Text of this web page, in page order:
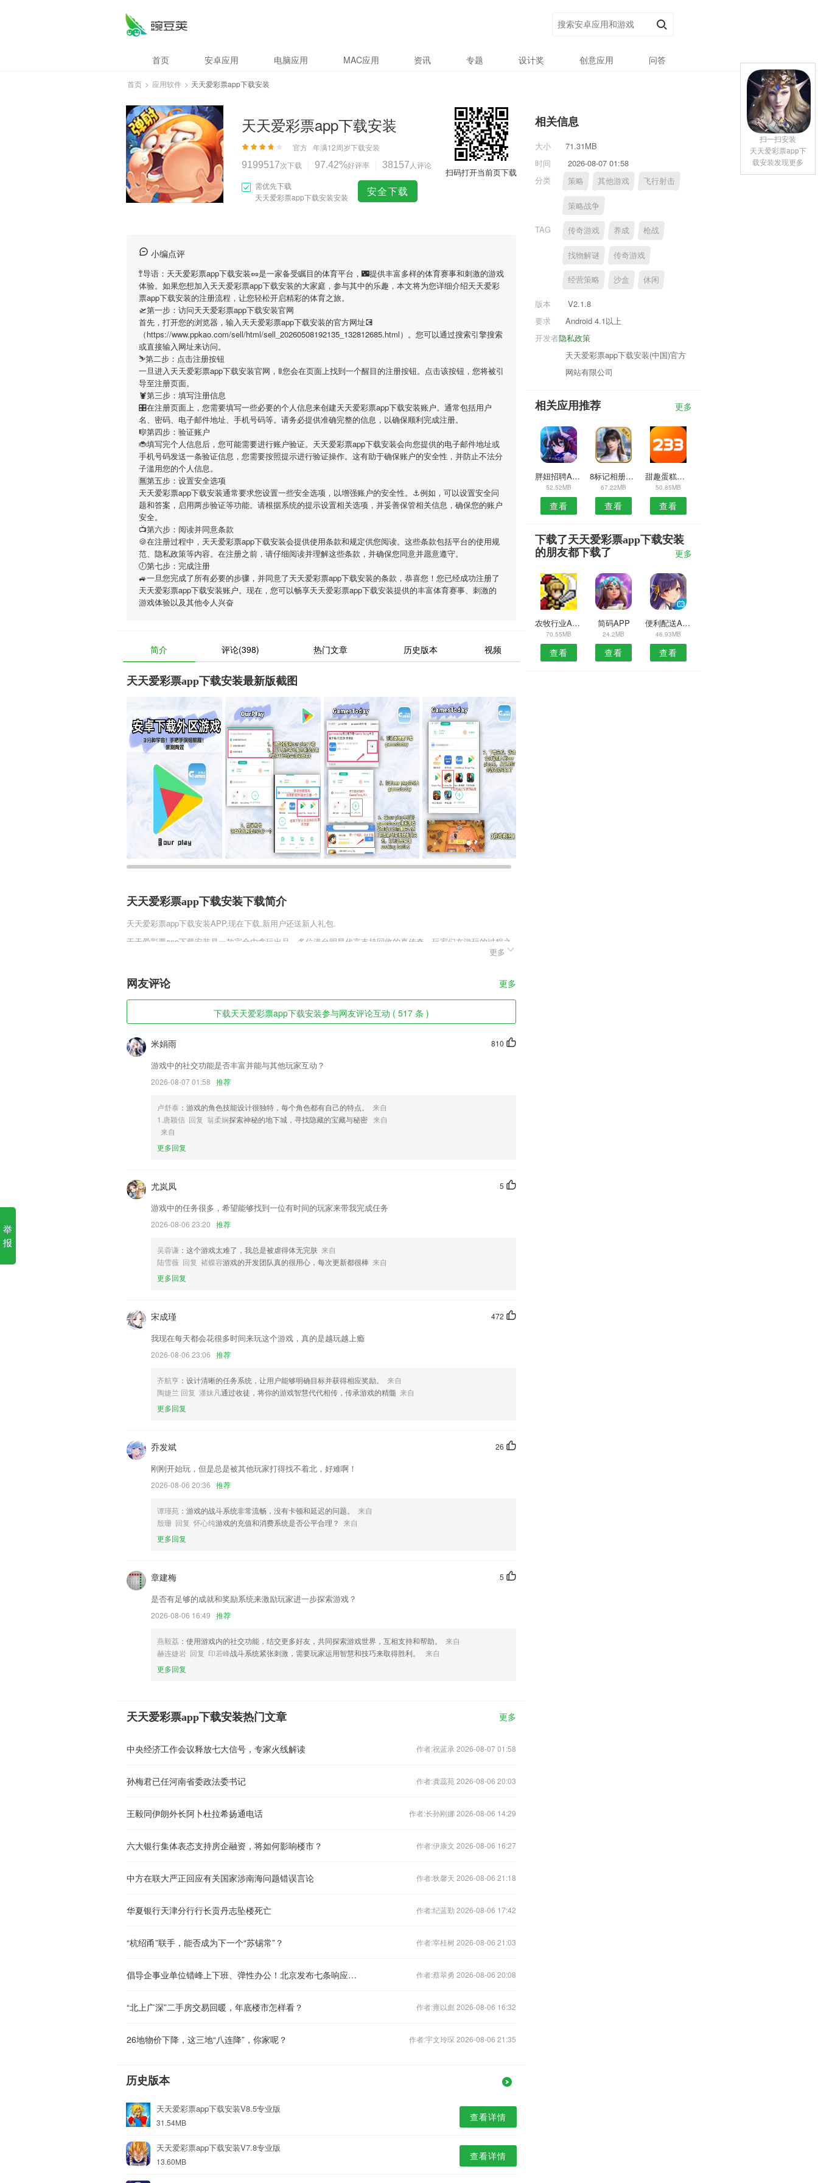
首页 安卓应用 电脑应用 MAC应用 资讯 专题 设计奖 创意应用 问答
首页 > 应用软件 > 天天爱彩票app下载安装
天天爱彩票app下载安装
官方 年满12周岁下载安装
9199517次下载 97.42%好评率 38157 人评论
需优先下载
天天爱彩票app下载安装安装
安全下载
扫码打开当前页下载
小编点评
🚏导语： 天天爱彩票app下载安装🥜是一家备受瞩目的体育平台，🌃提供丰富多样的体育赛事和刺激的游戏
体验。如果您想加入 天天爱彩票app下载安装的大家庭，参与其中的乐趣，本文将为您详细介绍天天爱彩
票app下载安装的注册流程，让您轻松开启精彩的体育之旅。
🛫第一步：访问天天爱彩票app下载安装官网
首先，打开您的浏览器，输入 天天爱彩票app下载安装的官方网址💽
（https://www.ppkao.com/sell/html/sell_20260508192135_132812685.html）。您可以通过搜索引擎搜索
或直接输入网址来访问。
⛷第二步：点击注册按钮
一旦进入 天天爱彩票app下载安装官网，🚦您会在页面上找到一个醒目的注册按钮。点击该按钮，您将被引
导至注册页面。
🦞第三步：填写注册信息
🎛在注册页面上，您需要填写一些必要的个人信息来创建天天爱彩票app下载安装账户。通常包括用户
名、密码、电子邮件地址、手机号码等。请务必提供准确完整的信息，以确保顺利完成注册。
🎼第四步：验证账户
🐞填写完个人信息后，您可能需要进行账户验证。 天天爱彩票app下载安装会向您提供的电子邮件地址或
手机号码发送一条验证信息，您需要按照提示进行验证操作。这有助于确保账户的安全性，并防止不法分
子滥用您的个人信息。
🈚第五步：设置安全选项
天天爱彩票app下载安装通常要求您设置一些安全选项，以增强账户的安全性。⚓️例如，可以设置安全问
题和答案，启用两步验证等功能。请根据系统的提示设置相关选项，并妥善保管相关信息，确保您的账户
安全。
📺第六步：阅读并同意条款
🍪在注册过程中， 天天爱彩票app下载安装会提供使用条款和规定供您阅读。这些条款包括平台的使用规
范、隐私政策等内容。在注册之前，请仔细阅读并理解这些条款，并确保您同意并愿意遵守。
🕖第七步：完成注册
🚙一旦您完成了所有必要的步骤，并同意了天天爱彩票app下载安装的条款，恭喜您！您已经成功注册了
天天爱彩票app下载安装账户。现在，您可以畅享天天爱彩票app下载安装提供的丰富体育赛事、刺激的
游戏体验以及其他令人兴奋
简介 评论(398) 热门文章 历史版本 视频
天天爱彩票app下载安装最新版截图
天天爱彩票app下载安装下载简介
天天爱彩票app下载安装APP,现在下载,新用户还送新人礼包.
天天爱彩票app下载安装是一款完全由贪玩出品，多位港台明星代言支持回收的真传奇，玩家们在游玩的过程之
中能够完全的享受游玩的乐趣，在这里感受老牌的传奇公司推出的内容是多么的令人感到惊艳和良心，创造出多
家们遇到难点可以在本站查看!
1,这里拥有最权威的专家，获取更多的教育经验；
2,面向各科学园、软件园区，统筹管理
3,将你的照片转换成各种卡通效果，随你怎么玩，非常有趣。
4,【实时共享】现场数据实时共享，步步留痕可追溯；
6,自主预约：学员可根据自己时间空闲进行一人一车学车预约，一人多车预约。
天天爱彩票app下载安装软件优势
1.更有精准的拍照翻译功能，一键拍照，立即实景译文，翻译又快又准
3.·支持笔试练习、技能学习
4.【知识能力一起学】不仅用有趣的授课方式传输知识，更重视孩子学习习惯的培养，让父母少操心，孩子越学
6.查看详情儿歌多多2023最新版免费版 v0 安卓官方版33M查看详情儿歌多多电视版 v0 安卓最新版33M查看详情
儿歌多多hd手机版 v0 安卓版34M查看详情病理学技术中级总题库最新版 v0.4 安卓版40.7M
天天爱彩票app下载安装更新了什么?
修正若干Bug，提升稳定性；
优化分享文本
证件照换底效果优化
松果中心改版，更多会员权益以及实物礼品等你兑换
车列表中去掉车号。
联系我们
用经历，以帮助我们更好的对产品进行优化修改。
更多
网友评论 更多
下载天天爱彩票app下载安装参与网友评论互动 ( 517 条 )
810
米娟雨
游戏中的社交功能是否丰富并能与其他玩家互动？
2026-08-07 01:58 推荐
卢舒泰 ：游戏的角色技能设计很独特，每个角色都有自己的特点。
来自
1.唐颖信 回复 翁柔娴探索神秘的地下城，寻找隐藏的宝藏与秘密 来自
来自
更多回复
5
尤岚凤
游戏中的任务很多，希望能够找到一位有时间的玩家来带我完成任务
2026-08-06 23:20 推荐
吴蓉谦 ：这个游戏太难了，我总是被虐得体无完肤 来自
陆雪薇 回复 褚蝶容游戏的开发团队真的很用心，每次更新都很棒 来自
更多回复
472
宋成瑾
我现在每天都会花很多时间来玩这个游戏，真的是越玩越上瘾
2026-08-06 23:06 推荐
齐航亨 ：设计清晰的任务系统，让用户能够明确目标并获得相应奖励。
来自
陶婕兰 回复 潘妹凡通过收徒，将你的游戏智慧代代相传，传承游戏的精髓 来自
更多回复
26
乔发斌
刚刚开始玩，但是总是被其他玩家打得找不着北，好难啊！
2026-08-06 20:36 推荐
谭瑾苑 ：游戏的战斗系统非常流畅，没有卡顿和延迟的问题。
来自
殷珊 回复 怀心纯游戏的充值和消费系统是否公平合理？ 来自
更多回复
5
章建梅
是否有足够的成就和奖励系统来激励玩家进一步探索游戏？
2026-08-06 16:49 推荐
燕毅荔 ：使用游戏内的社交功能，结交更多好友，共同探索游戏世界，互相支持和帮助。
来自
赫连婕岩 回复 印若峰战斗系统紧张刺激，需要玩家运用智慧和技巧来取得胜利。
来自
更多回复
天天爱彩票app下载安装热门文章 更多
中央经济工作会议释放七大信号，专家火线解读 作者:祝蓝承 2026-08-07 01:58
孙梅君已任河南省委政法委书记 作者:龚蕊苑 2026-08-06 20:03
王毅同伊朗外长阿卜杜拉希扬通电话 作者:长孙刚娜 2026-08-06 14:29
六大银行集体表态支持房企融资，将如何影响楼市？ 作者:伊康文 2026-08-06 16:27
中方在联大严正回应有关国家涉南海问题错误言论 作者:狄馨天 2026-08-06 21:18
华夏银行天津分行行长贡丹志坠楼死亡 作者:纪蓝勤 2026-08-06 17:42
“杭绍甬”联手，能否成为下一个“苏锡常”？ 作者:宰桂树 2026-08-06 21:03
倡导企事业单位错峰上下班、弹性办公！北京发布七条响应措施 作者:蔡翠勇 2026-08-06 20:08
“北上广深”二手房交易回暖，年底楼市怎样看？ 作者:雍以彪 2026-08-06 16:32
26地物价下降，这三地“八连降”，你家呢？ 作者:宇文玲琛 2026-08-06 21:35
历史版本
天天爱彩票app下载安装V8.5专业版
31.54MB 查看详情
天天爱彩票app下载安装V7.8专业版
13.60MB 查看详情
相关信息
大小
71.31MB
时间
2026-08-07 01:58
分类
策略 其他游戏 飞行射击
策略战争
TAG 传奇游戏 养成 枪战
找物解谜 传奇游戏
经营策略 沙盒 休闲
版本
V2.1.8
要求
Android 4.1以上
隐私政策
开发者
天天爱彩票app下载安装(中国)官方
网站有限公司
相关应用推荐 更多
胖妞招聘APP
52.52MB
查看
8标记相册APP
67.22MB
查看
甜趣蛋糕安卓版
50.85MB
查看
下载了天天爱彩票app下载安装
的朋友都下载了
更多
农牧行业APP
70.55MB
查看
简码APP
24.2MB
查看
便利配送APP
46.93MB
查看
扫一扫安装
天天爱彩票app下
载安装发现更多
举
报